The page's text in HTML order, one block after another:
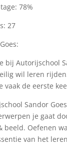
78%
27
bij Autorijschool
wil leren
vaak de eerste
Sandor
je gaat
Oefenen
van het